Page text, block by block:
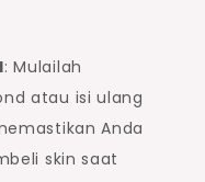
: Mulailah
atau isi ulang
Anda
skin saat